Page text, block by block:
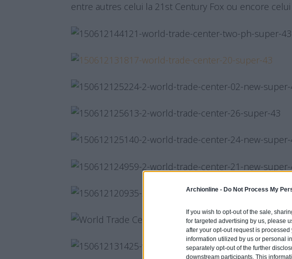
Archionline - Do Not Process My
If you wish to opt-out of the sale,
for targeted advertising by us, please
after your opt-out request is
information utilized by us or personal
separately opt-out of the further
downstream participants. This
entre autres celui la 21st Century Fox ou encore